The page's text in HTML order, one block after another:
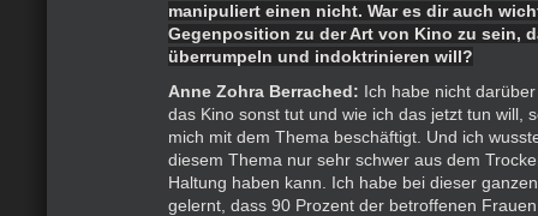
manipuliert einen nicht. War es dir auch
Gegenposition zu der Art von Kino zu sein,
überrumpeln und indoktrinieren will?
Anne Zohra Berrached: Ich habe nicht
das Kino sonst tut und wie ich das jetzt tun will,
mich mit dem Thema beschäftigt. Und ich
diesem Thema nur sehr schwer aus dem
Haltung haben kann. Ich habe bei dieser
gelernt, dass 90 Prozent der betroffenen